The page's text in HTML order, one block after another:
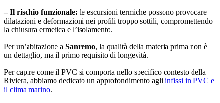
– Il rischio funzionale: le escursioni termiche possono provocare
dilatazioni e deformazioni nei profili troppo sottili, compromettendo
la chiusura ermetica e l’isolamento.
Per un’abitazione a Sanremo, la qualità della materia prima non è
un dettaglio, ma il primo requisito di longevità.
Per capire come il PVC si comporta nello specifico contesto della
Riviera, abbiamo dedicato un approfondimento agli infissi in PVC e
il clima marino.